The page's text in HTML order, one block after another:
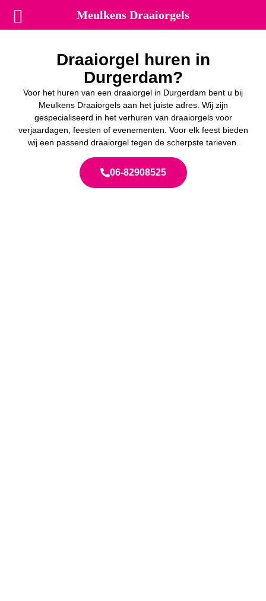
Draaiorgel huren in
Durgerdam?
Voor het huren van een draaiorgel in Durgerdam bent u bij
Meulkens Draaiorgels aan het juiste adres. Wij zijn
gespecialiseerd in het verhuren van draaiorgels voor
verjaardagen, feesten of evenementen. Voor elk feest bieden
wij een passend draaiorgel tegen de scherpste tarieven.
06-82908525
Meulkens Draaiorgels